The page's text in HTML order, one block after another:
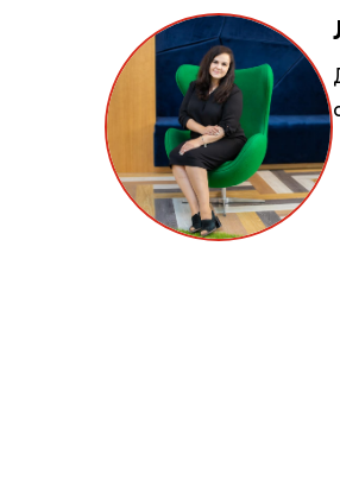
Басты бет
MNU-ге қош
Академиялық